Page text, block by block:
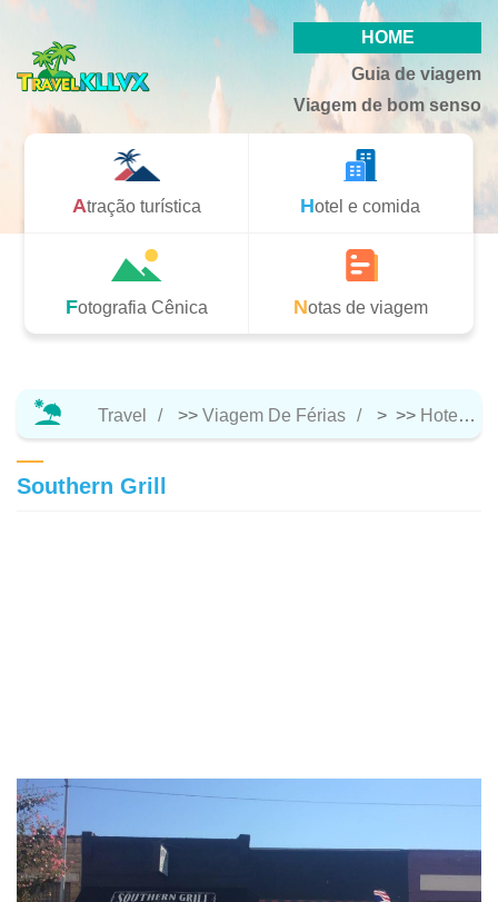
HOME
Guia de viagem
Viagem de bom senso
Atração turística Hotel e comida
Fotografia Cênica Notas de viagem
Travel >> Viagem De Férias > >> Hotel E Comida
Southern Grill